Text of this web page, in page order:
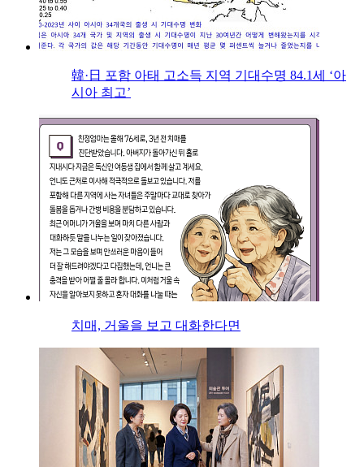
韓·日 포함 아태 고소득 지역 기대수명 84.1세 ‘아
시아 최고’
치매, 거울을 보고 대화한다면